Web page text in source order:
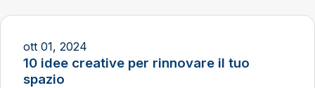
ott 01, 2024
10 idee creative per rinnovare il tuo
spazio